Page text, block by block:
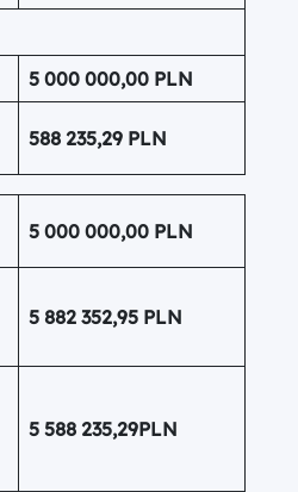
5 000 000,00 PLN
588 235,29 PLN
5 000 000,00 PLN
5 882 352,95 PLN
5 588 235,29PLN